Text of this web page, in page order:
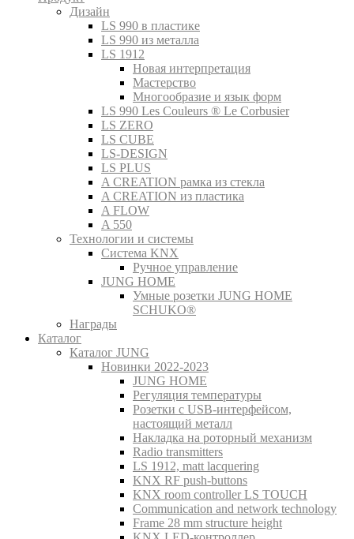
Дизайн
LS 990 в пластике
LS 990 из металла
LS 1912
Новая интерпретация
Мастерство
Многообразие и язык форм
LS 990 Les Couleurs ® Le Corbusier
LS ZERO
LS CUBE
LS-DESIGN
LS PLUS
A CREATION рамка из стекла
A CREATION из пластика
A FLOW
A 550
Технологии и системы
Система KNX
Ручное управление
JUNG HOME
Умные розетки JUNG HOME
SCHUKO®
Награды
Каталог
Каталог JUNG
Новинки 2022-2023
JUNG HOME
Регуляция температуры
Розетки с USB-интерфейсом,
настоящий металл
Накладка на роторный механизм
Radio transmitters
LS 1912, matt lacquering
KNX RF push-buttons
KNX room controller LS TOUCH
Communication and network technology
Frame 28 mm structure height